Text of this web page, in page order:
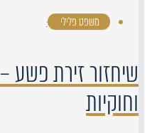
משפט פלילי ·
שיחזור זירת פשע
וחוקיות